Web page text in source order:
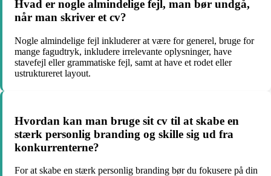
Hvad er nogle almindelige fejl, man bør undgå,
når man skriver et cv?
Nogle almindelige fejl inkluderer at være for generel, bruge for
mange fagudtryk, inkludere irrelevante oplysninger, have
stavefejl eller grammatiske fejl, samt at have et rodet eller
ustruktureret layout.
Hvordan kan man bruge sit cv til at skabe en
stærk personlig branding og skille sig ud fra
konkurrenterne?
For at skabe en stærk personlig branding bør du fokusere på din